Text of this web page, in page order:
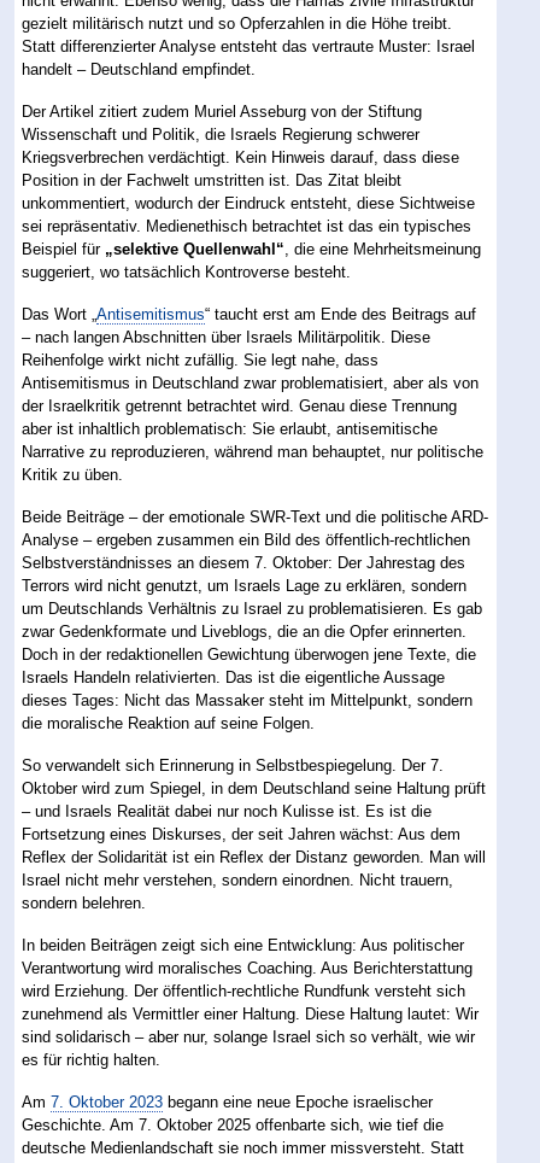
gezielt militärisch nutzt und so Opferzahlen in die Höhe treibt.
Statt differenzierter Analyse entsteht das vertraute Muster: Israel
handelt – Deutschland empfindet.
Der Artikel zitiert zudem Muriel Asseburg von der Stiftung
Wissenschaft und Politik, die Israels Regierung schwerer
Kriegsverbrechen verdächtigt. Kein Hinweis darauf, dass diese
Position in der Fachwelt umstritten ist. Das Zitat bleibt
unkommentiert, wodurch der Eindruck entsteht, diese Sichtweise
sei repräsentativ. Medienethisch betrachtet ist das ein typisches
Beispiel für „selektive Quellenwahl“, die eine Mehrheitsmeinung
suggeriert, wo tatsächlich Kontroverse besteht.
Das Wort „Antisemitismus“ taucht erst am Ende des Beitrags auf
– nach langen Abschnitten über Israels Militärpolitik. Diese
Reihenfolge wirkt nicht zufällig. Sie legt nahe, dass
Antisemitismus in Deutschland zwar problematisiert, aber als von
der Israelkritik getrennt betrachtet wird. Genau diese Trennung
aber ist inhaltlich problematisch: Sie erlaubt, antisemitische
Narrative zu reproduzieren, während man behauptet, nur politische
Kritik zu üben.
Beide Beiträge – der emotionale SWR-Text und die politische ARD-
Analyse – ergeben zusammen ein Bild des öffentlich-rechtlichen
Selbstverständnisses an diesem 7. Oktober: Der Jahrestag des
Terrors wird nicht genutzt, um Israels Lage zu erklären, sondern
um Deutschlands Verhältnis zu Israel zu problematisieren. Es gab
zwar Gedenkformate und Liveblogs, die an die Opfer erinnerten.
Doch in der redaktionellen Gewichtung überwogen jene Texte, die
Israels Handeln relativierten. Das ist die eigentliche Aussage
dieses Tages: Nicht das Massaker steht im Mittelpunkt, sondern
die moralische Reaktion auf seine Folgen.
So verwandelt sich Erinnerung in Selbstbespiegelung. Der 7.
Oktober wird zum Spiegel, in dem Deutschland seine Haltung prüft
– und Israels Realität dabei nur noch Kulisse ist. Es ist die
Fortsetzung eines Diskurses, der seit Jahren wächst: Aus dem
Reflex der Solidarität ist ein Reflex der Distanz geworden. Man will
Israel nicht mehr verstehen, sondern einordnen. Nicht trauern,
sondern belehren.
In beiden Beiträgen zeigt sich eine Entwicklung: Aus politischer
Verantwortung wird moralisches Coaching. Aus Berichterstattung
wird Erziehung. Der öffentlich-rechtliche Rundfunk versteht sich
zunehmend als Vermittler einer Haltung. Diese Haltung lautet: Wir
sind solidarisch – aber nur, solange Israel sich so verhält, wie wir
es für richtig halten.
Am7. Oktober 2023 begann eine neue Epoche israelischer
Geschichte. Am 7. Oktober 2025 offenbarte sich, wie tief die
deutsche Medienlandschaft sie noch immer missversteht. Statt